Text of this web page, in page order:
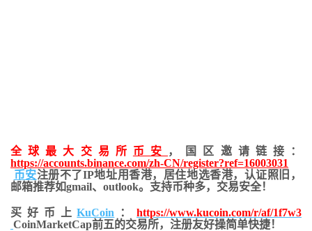
全球最大交易所 币安
，国区邀请链接：
https://accounts.binance.com/zh-CN/register?ref=16003031
币安注册不了IP地址用香港，居住地选香港，认证照旧，
邮箱推荐如gmail、outlook。支持币种多，交易安全！
买好币上KuCoin ：https://www.kucoin.com/r/af/1f7w3
CoinMarketCap前五的交易所，注册友好操简单快捷！